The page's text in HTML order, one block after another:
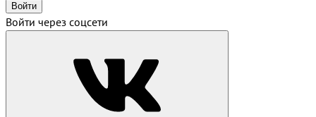
Войти
Войти через соцсети